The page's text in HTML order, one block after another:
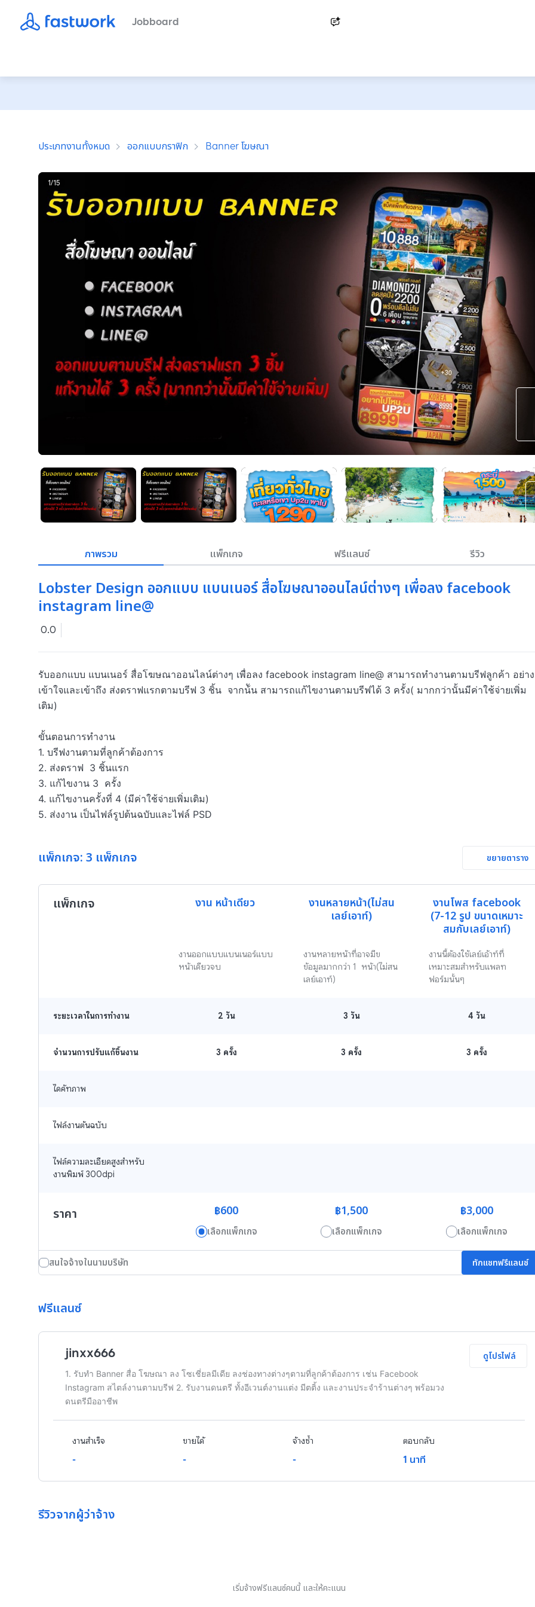
Jobboard
ประเภทงานทั้งหมด ออกแบบกราฟิก Banner โฆษณา
1/15
ภาพรวม แพ็กเกจ ฟรีแลนซ์ รีวิว
Lobster Design ออกแบบ แบนเนอร์ สื่อโฆษณาออนไลน์ต่างๆ เพื่อลง facebook
instagram line@
0.0
รับออกแบบ แบนเนอร์ สื่อโฆษณาออนไลน์ต่างๆ เพื่อลง facebook instagram line@ สามารถทำงานตามบรีฟลูกค้า อย่าง
เข้าใจและเข้าถึง ส่งดราฟแรกตามบรีฟ 3 ชิ้น  จากน้ัน สามารถแก้ไขงานตามบรีฟได้ 3 ครั้ง( มากกว่านั้นมีค่าใช้จ่ายเพิ่ม
เติม)
ขั้นตอนการทำงาน
1. บรีฟงานตามที่ลูกค้าต้องการ
2. ส่งดราฟ  3 ชิ้นแรก
3. แก้ไขงาน 3  ครั้ง
4. แก้ไขงานครั้งที่ 4 (มีค่าใช้จ่ายเพิ่มเติม)
5. ส่งงาน เป็นไฟล์รูปต้นฉบับและไฟล์ PSD
แพ็กเกจ: 3 แพ็กเกจ ขยายตาราง
แพ็กเกจ งาน หน้าเดียว
งานหลายหน้า(ไม่สน
เลย์เอาท์)
งานโพส facebook
(7-12 รูป ขนาดเหมาะ
สมกับเลย์เอาท์)
งานออกแบบแบนเนอร์แบบ
หน้าเดียวจบ
งานหลายหน้าที่อาจมีข
ข้อมูลมากกว่า 1  หน้า(ไม่สน
เลย์เอาท์)
งานนี้ต้องใช้เลย์เอ้าท์ที่
เหมาะสมสำหรับแพลท
ฟอร์มนั้นๆ
ระยะเวลาในการทำงาน 2 วัน 3 วัน 4 วัน
จำนวนการปรับแก้ชิ้นงาน 3 ครั้ง 3 ครั้ง 3 ครั้ง
ไดคัทภาพ
ไฟล์งานต้นฉบับ
ไฟล์ความละเอียดสูงสำหรับ
งานพิมพ์ 300dpi
ราคา ฿600
เลือกแพ็กเกจ
฿1,500
เลือกแพ็กเกจ
฿3,000
เลือกแพ็กเกจ
สนใจจ้างในนามบริษัท ทักแชทฟรีแลนซ์
ฟรีแลนซ์
jinxx666
1. รับทำ Banner สื่อ โฆษณา ลง โซเชี่ยลมีเดีย ลงช่องทางต่างๆตามที่ลูกค้าต้องการ เช่น Facebook
Instagram สไตล์งานตามบรีฟ 2. รับงานดนตรี ทั้งอีเวนต์งานแต่ง มีตติ้ง และงานประจำร้านต่างๆ พร้อมวง
ดนตรีมืออาชีพ
ดูโปรไฟล์
งานสำเร็จ
-
ขายได้
-
จ้างซ้ำ
-
ตอบกลับ
1 นาที
รีวิวจากผู้ว่าจ้าง
เริ่มจ้างฟรีแลนซ์คนนี้ และให้คะแนน